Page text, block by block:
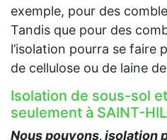
exemple, pour des
Tandis que pour des
l’isolation pourra se faire
de cellulose ou de laine
Isolation de sous-sol
seulement à SAINT-
Nous pouvons, isolation